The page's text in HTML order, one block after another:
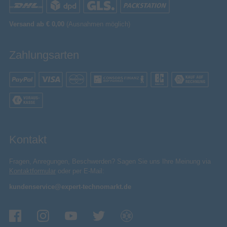
Ungarisch, Rumänisc...
Bestellbare Einheit
Rechnungseinheit
Zolltarifnummer (TARIC)
Endverfügbarkeit
Palettenvolumen (brutto) 1459200000 dm³
Palettengewicht netto
Höhe des Versandkartons
Versand ab € 0,00 (Ausnahmen möglich)
Zahlungsarten
Kontakt
Fragen, Anregungen, Beschwerden? Sagen Sie uns Ihre Meinung via
Kontaktformular oder per E-Mail:
kundenservice@expert-technomarkt.de